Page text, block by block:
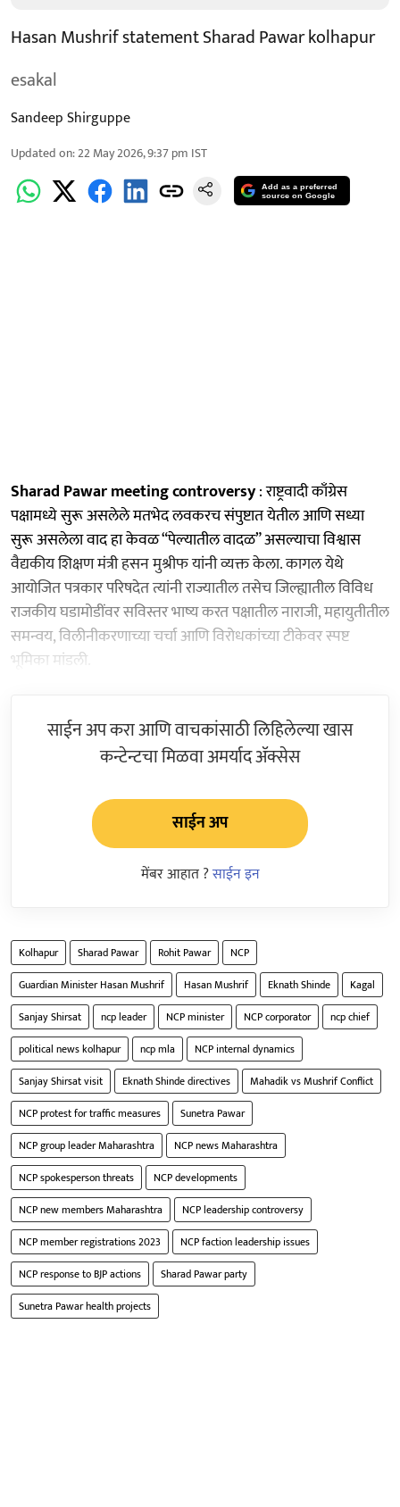
Hasan Mushrif statement Sharad Pawar kolhapur
esakal
Sandeep Shirguppe
Updated on:22 May 2026, 9:37 pm IST
Add as a preferred
source on Google
Sharad Pawar meeting controversy: राष्ट्रवादी काँग्रेस
पक्षामध्ये सुरू असलेले मतभेद लवकरच संपुष्टात येतील आणि सध्या
सुरू असलेला वाद हा केवळ “पेल्यातील वादळ” असल्याचा विश्वास
वैद्यकीय शिक्षण मंत्री हसन मुश्रीफ यांनी व्यक्त केला. कागल येथे
आयोजित पत्रकार परिषदेत त्यांनी राज्यातील तसेच जिल्ह्यातील विविध
राजकीय घडामोडींवर सविस्तर भाष्य करत पक्षातील नाराजी, महायुतीतील
समन्वय, विलीनीकरणाच्या चर्चा आणि विरोधकांच्या टीकेवर स्पष्ट
भूमिका मांडली.
साईन अप करा आणि वाचकांसाठी लिहिलेल्या खास
कन्टेन्टचा मिळवा अमर्याद ॲक्सेस
साईन अप
मेंबर आहात ?साईन इन
Kolhapur Sharad Pawar Rohit Pawar
NCP
Guardian Minister Hasan Mushrif
Hasan Mushrif Eknath Shinde
Kagal
Sanjay Shirsat
ncp leader NCP minister NCP corporator
ncp chief
political news kolhapur
ncp mla
NCP internal dynamics
Sanjay Shirsat visit
Eknath Shinde directives
Mahadik vs Mushrif Conflict
NCP protest for traffic measures
Sunetra Pawar
NCP group leader Maharashtra
NCP news Maharashtra
NCP spokesperson threats
NCP developments
NCP new members Maharashtra
NCP leadership controversy
NCP member registrations 2023
NCP faction leadership issues
NCP response to BJP actions
Sharad Pawar party
Sunetra Pawar health projects